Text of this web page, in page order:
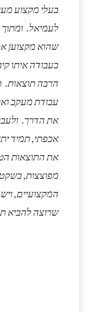
בעלי מקצוע
לעמיאל. ומתוך
שהוא מקצוען
בעבודה איתו
הרבה תוצאות.
עבודת מעקב
את הדרך.
אכפתי, תמיד
את התוצאות
מפוצצות, בשקט
המקצועיים,
שרוצה להביא